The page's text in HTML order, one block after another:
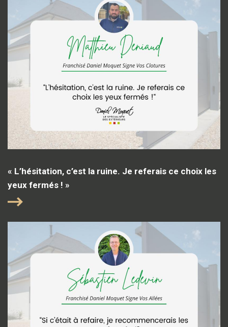
« L’hésitation, c’est la ruine. Je referais ce choix les
yeux fermés ! »